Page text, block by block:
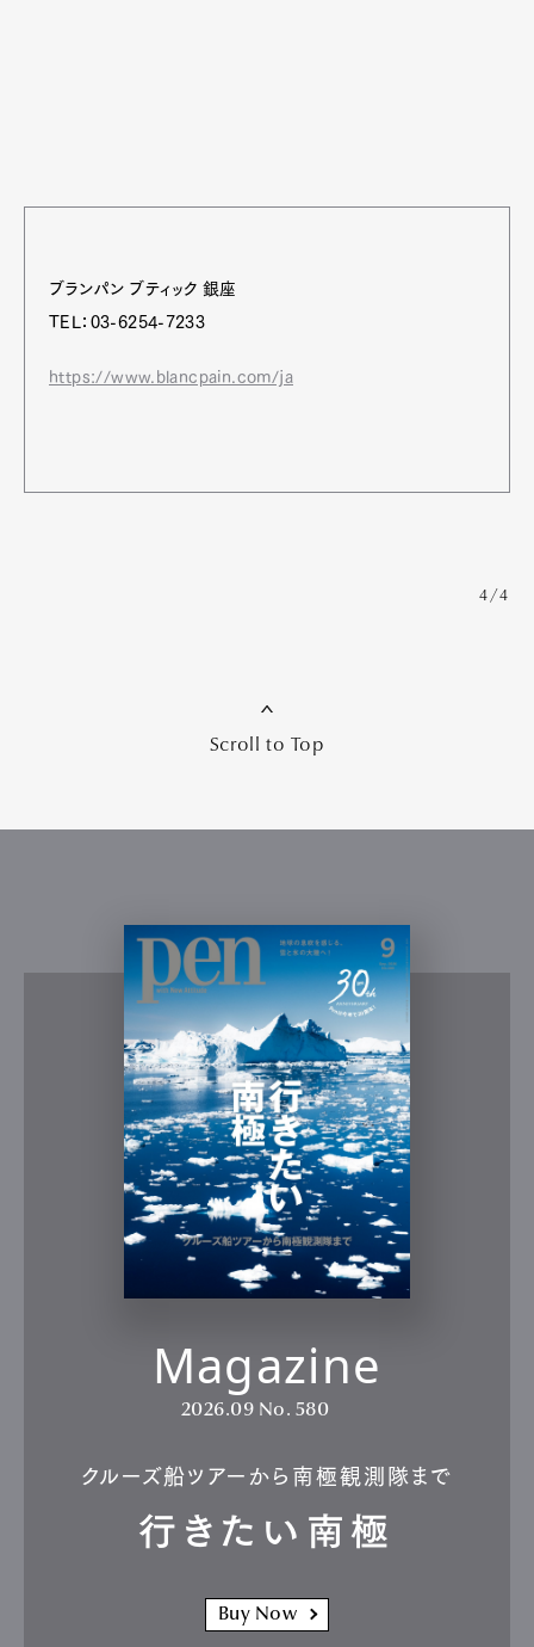
ブランパン ブティック 銀座
TEL：03-6254-7233
https://www.blancpain.com/ja
4/4
Scroll to Top
Magazine
2026.09 No. 580
クルーズ船ツアーから南極観測隊まで
行きたい南極
Buy Now